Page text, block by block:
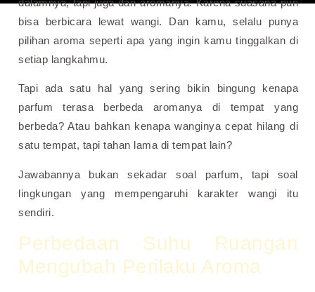
dalamnya, tapi juga dari aromanya. Karena suasana pun
bisa berbicara lewat wangi. Dan kamu, selalu punya
pilihan aroma seperti apa yang ingin kamu tinggalkan di
setiap langkahmu.
Tapi ada satu hal yang sering bikin bingung kenapa
parfum terasa berbeda aromanya di tempat yang
berbeda? Atau bahkan kenapa wanginya cepat hilang di
satu tempat, tapi tahan lama di tempat lain?
Jawabannya bukan sekadar soal parfum, tapi soal
lingkungan yang mempengaruhi karakter wangi itu
sendiri.
Perbedaan Suhu Ruangan
Mengubah Perilaku Aroma